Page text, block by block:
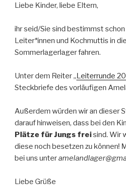
Liebe Kinder, liebe Eltern,
ihr seid/Sie sind bestimmst
Leiter*innen und Kochmuttis in
Sommerlagerlager fahren.
Unter dem Reiter „Leiterrunde
Steckbriefe des vorläufigen
Außerdem würden wir an dieser
darauf hinweisen, dass bei den
Plätze für Jungs freisind. Wir
diese noch besetzen zu können!
bei uns unter
Liebe Grüße